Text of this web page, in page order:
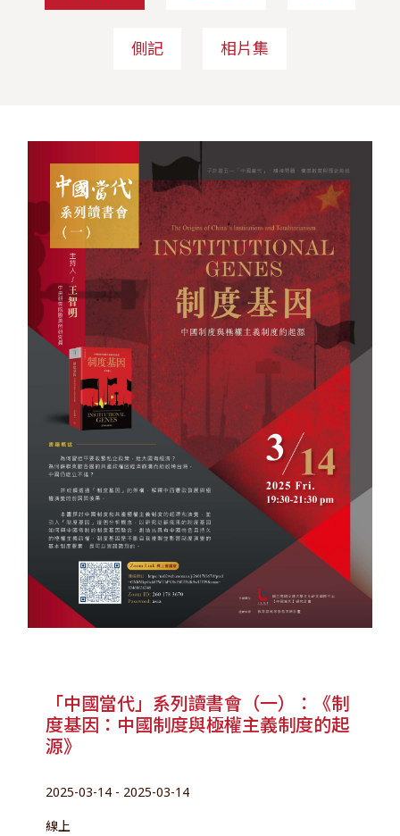
側記 相片集
「中國當代」系列讀書會（一）：《制
度基因：中國制度與極權主義制度的起
源》
2025-03-14 - 2025-03-14
線上